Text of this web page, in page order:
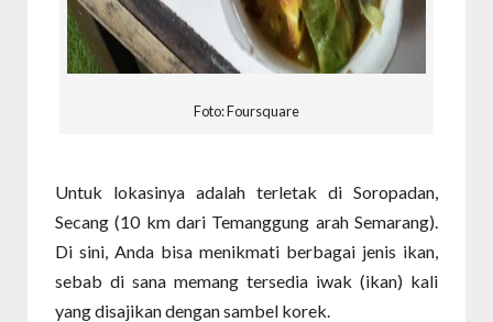
Foto: Foursquare
Untuk lokasinya adalah terletak di Soropadan,
Secang (10 km dari Temanggung arah Semarang).
Di sini, Anda bisa menikmati berbagai jenis ikan,
sebab di sana memang tersedia iwak (ikan) kali
yang disajikan dengan sambel korek.